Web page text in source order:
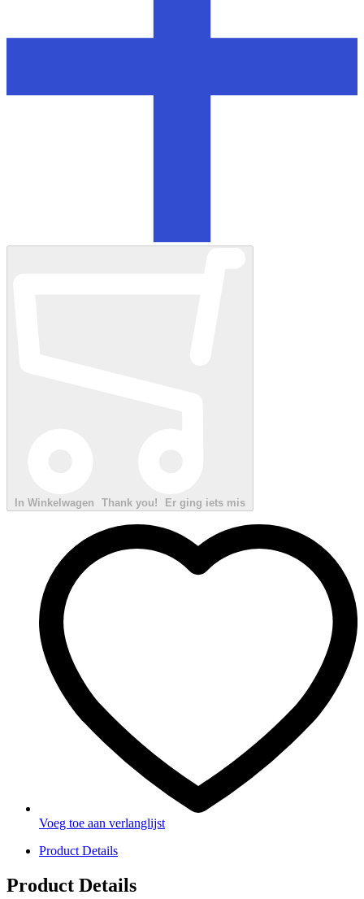
In Winkelwagen Thank you! Er ging iets mis
Voeg toe aan verlanglijst
Product Details
Product Details